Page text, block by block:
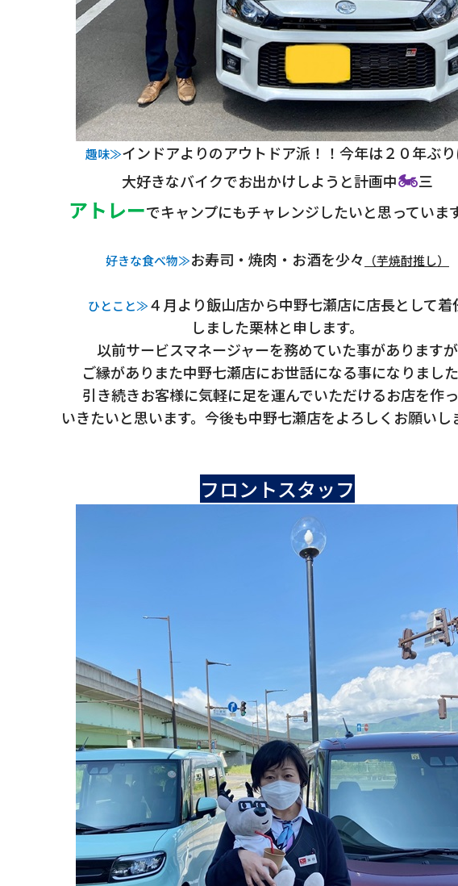
趣味≫インドアよりのアウトドア派！！今年は２０年ぶ
大好きなバイクでお出かけしようと計画中🏍三
アトレーでキャンプにもチャレンジしたいと思っていま
好きな食べ物≫お寿司・焼肉・お酒を少々 （芋焼酎推し）
ひとこと≫４月より飯山店から中野七瀬店に店長として着
しました栗林と申します。
以前サービスマネージャーを務めていた事がありますが
ご縁がありまた中野七瀬店にお世話になる事になりまし
引き続きお客様に気軽に足を運んでいただけるお店を作
いきたいと思います。今後も中野七瀬店をよろしくお願いし
フロントスタッフ